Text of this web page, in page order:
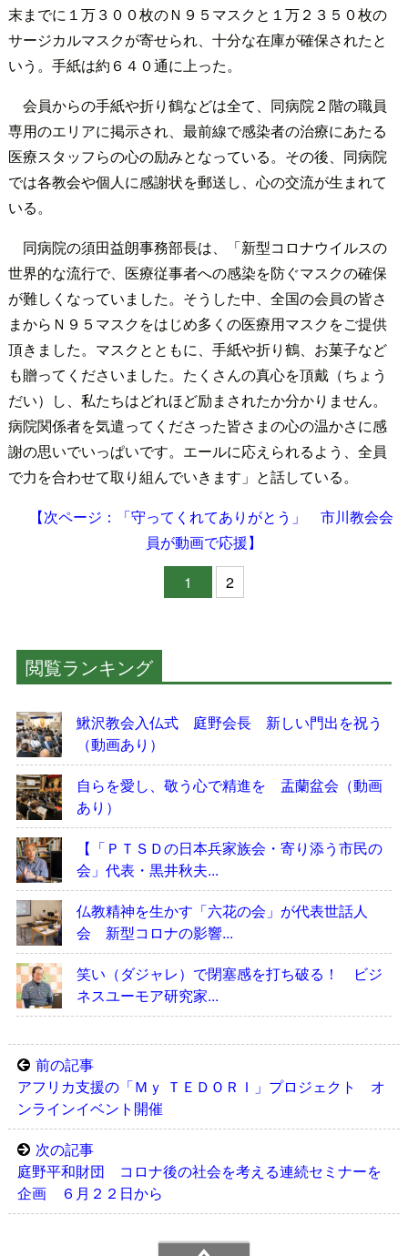
末までに１万３００枚のＮ９５マスクと１万２３５０枚の
サージカルマスクが寄せられ、十分な在庫が確保されたと
いう。手紙は約６４０通に上った。
会員からの手紙や折り鶴などは全て、同病院２階の職員
専用のエリアに掲示され、最前線で感染者の治療にあたる
医療スタッフらの心の励みとなっている。その後、同病院
では各教会や個人に感謝状を郵送し、心の交流が生まれて
いる。
同病院の須田益朗事務部長は、「新型コロナウイルスの
世界的な流行で、医療従事者への感染を防ぐマスクの確保
が難しくなっていました。そうした中、全国の会員の皆さ
まからＮ９５マスクをはじめ多くの医療用マスクをご提供
頂きました。マスクとともに、手紙や折り鶴、お菓子など
も贈ってくださいました。たくさんの真心を頂戴（ちょう
だい）し、私たちはどれほど励まされたか分かりません。
病院関係者を気遣ってくださった皆さまの心の温かさに感
謝の思いでいっぱいです。エールに応えられるよう、全員
で力を合わせて取り組んでいきます」と話している。
【次ページ：「守ってくれてありがとう」 市川教会会
員が動画で応援】
1
2
閲覧ランキング
鰍沢教会入仏式 庭野会長 新しい門出を祝う
（動画あり）
自らを愛し、敬う心で精進を 盂蘭盆会（動画
あり）
【「ＰＴＳＤの日本兵家族会・寄り添う市民の
会」代表・黒井秋夫...
仏教精神を生かす「六花の会」が代表世話人
会 新型コロナの影響...
笑い（ダジャレ）で閉塞感を打ち破る！ ビジ
ネスユーモア研究家...
前の記事
アフリカ支援の「Ｍｙ ＴＥＤＯＲＩ」プロジェクト オ
ンラインイベント開催
次の記事
庭野平和財団 コロナ後の社会を考える連続セミナーを
企画 ６月２２日から